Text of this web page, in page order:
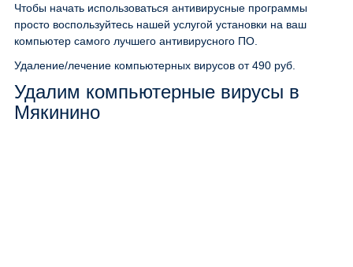
Чтобы начать использоваться антивирусные программы
просто воспользуйтесь нашей услугой установки на ваш
компьютер самого лучшего антивирусного ПО.
Удаление/лечение компьютерных вирусов от 490 руб.
Удалим компьютерные вирусы в
Мякинино